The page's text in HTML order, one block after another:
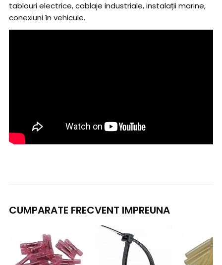
tablouri electrice, cablaje industriale, instalații marine,
conexiuni în vehicule.
CUMPARATE FRECVENT IMPREUNA